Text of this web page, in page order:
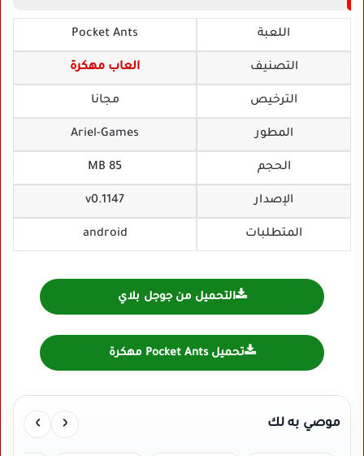
اللعبة Pocket Ants
التصنيف العاب مهكرة
الترخيص مجانا
المطور Ariel-Games‏
الحجم 85 MB
الإصدار v0.1147
المتطلبات android
التحميل من جوجل بلاي
تحميل Pocket Ants مهكرة
موصي به لك ‹
›